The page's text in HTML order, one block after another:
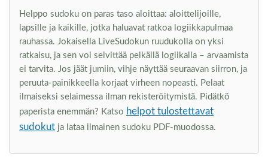
Helppo sudoku on paras taso aloittaa: aloittelijoille,
lapsille ja kaikille, jotka haluavat ratkoa logiikkapulmaa
rauhassa. Jokaisella LiveSudokun ruudukolla on yksi
ratkaisu, ja sen voi selvittää pelkällä logiikalla – arvaamista
ei tarvita. Jos jäät jumiin, vihje näyttää seuraavan siirron, ja
peruuta-painikkeella korjaat virheen nopeasti. Pelaat
ilmaiseksi selaimessa ilman rekisteröitymistä. Pidätkö
paperista enemmän? Katso helpot tulostettavat
sudokut ja lataa ilmainen sudoku PDF-muodossa.